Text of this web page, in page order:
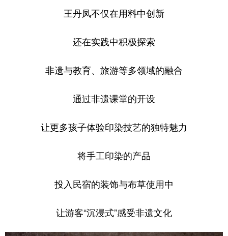
王丹凤不仅在用料中创新
还在实践中积极探索
非遗与教育、旅游等多领域的融合
通过非遗课堂的开设
让更多孩子体验印染技艺的独特魅力
将手工印染的产品
投入民宿的装饰与布草使用中
让游客“沉浸式”感受非遗文化